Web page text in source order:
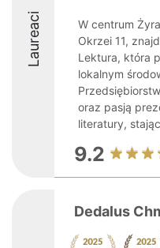
Laureaci
W centrum
Okrzei 11,
Lektura, która
lokalnym
oraz pasją
literatury,
9.2
Dedalus